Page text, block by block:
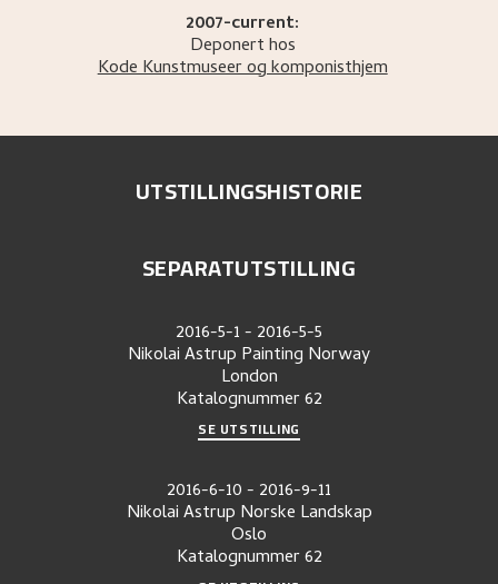
2007-current:
Deponert hos
Kode Kunstmuseer og komponisthjem
UTSTILLINGSHISTORIE
SEPARATUTSTILLING
2016-5-1- 2016-5-5
Nikolai Astrup Painting Norway
London
Katalognummer62
SE UTSTILLING
2016-6-10- 2016-9-11
Nikolai Astrup Norske Landskap
Oslo
Katalognummer62